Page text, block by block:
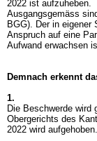
2022 ist aufzuheben.
Ausgangsgemäss
BGG). Der in eigener
Anspruch auf eine
Aufwand erwachsen
Demnach erkennt
1.
Die Beschwerde wird
Obergerichts des
2022 wird aufgehoben.